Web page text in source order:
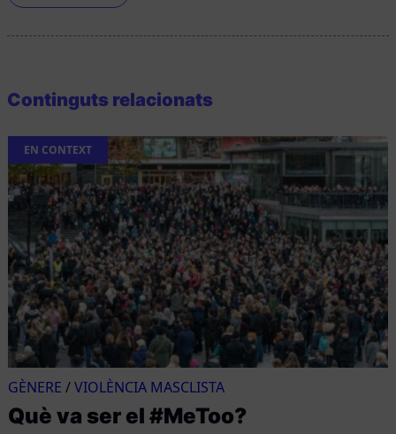
Continguts relacionats
EN CONTEXT
GÈNERE /VIOLÈNCIA MASCLISTA
Què va ser el #MeToo?